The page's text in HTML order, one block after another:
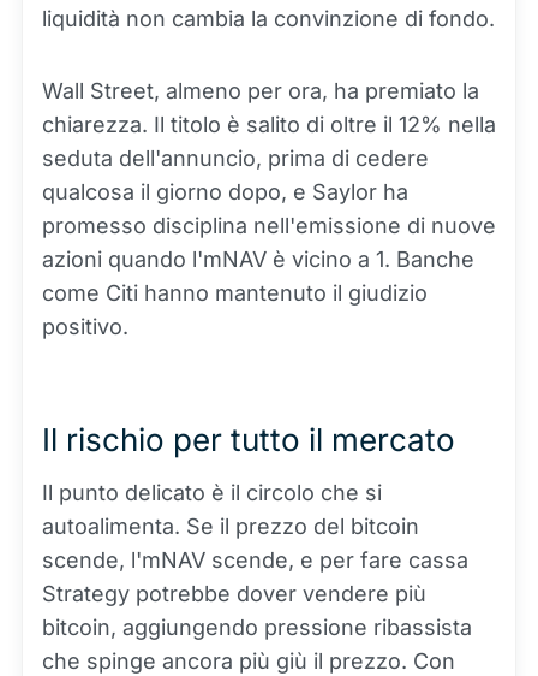
liquidità non cambia la convinzione di fondo.
Wall Street, almeno per ora, ha premiato la
chiarezza. Il titolo è salito di oltre il 12% nella
seduta dell'annuncio, prima di cedere
qualcosa il giorno dopo, e Saylor ha
promesso disciplina nell'emissione di nuove
azioni quando l'mNAV è vicino a 1. Banche
come Citi hanno mantenuto il giudizio
positivo.
Il rischio per tutto il mercato
Il punto delicato è il circolo che si
autoalimenta. Se il prezzo del bitcoin
scende, l'mNAV scende, e per fare cassa
Strategy potrebbe dover vendere più
bitcoin, aggiungendo pressione ribassista
che spinge ancora più giù il prezzo. Con